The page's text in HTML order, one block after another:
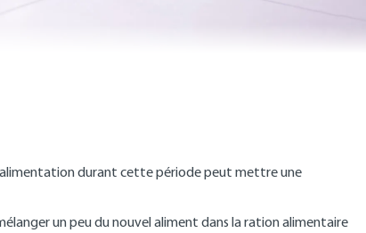
durant cette période peut mettre une
un peu du nouvel aliment dans la ration alimentaire